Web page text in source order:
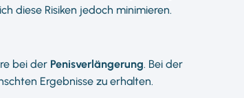
diese Risiken jedoch minimieren.
bei der Penisverlängerung. Bei der
Ergebnisse zu erhalten.